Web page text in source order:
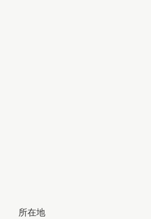
所在地